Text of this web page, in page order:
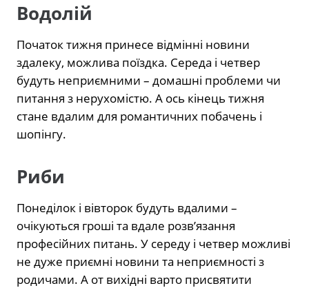
Водолій
Початок тижня принесе відмінні новини
здалеку, можлива поїздка. Середа і четвер
будуть неприємними – домашні проблеми чи
питання з нерухомістю. А ось кінець тижня
стане вдалим для романтичних побачень і
шопінгу.
Риби
Понеділок і вівторок будуть вдалими –
очікуються гроші та вдале розв’язання
професійних питань. У середу і четвер можливі
не дуже приємні новини та неприємності з
родичами. А от вихідні варто присвятити